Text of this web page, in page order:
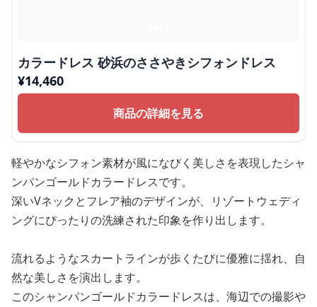
カラードレス 砂浜のささやきシフォンドレス
¥14,460
商品の詳細を見る
軽やかなシフォン素材が風になびく美しさを表現したシャ
ンパンゴールドカラードレスです。
深いVネックとフレア袖のデザインが、リゾートウェディ
ングにぴったりの洗練された印象を作り出します。
流れるようなスカートラインが歩くたびに優雅に揺れ、自
然な美しさを演出します。
このシャンパンゴールドカラードレスは、海辺での撮影や